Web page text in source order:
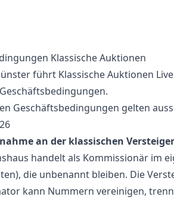
Klassische Auktionen
führt Klassische Auktionen
Geschäftsbedingungen gelten
an der klassischen
handelt als Kommissionär im
die unbenannt bleiben. Die
kann Nummern vereinigen,